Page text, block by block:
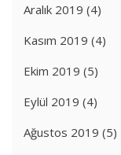
Aralık 2019 (4)
Kasım 2019 (4)
Ekim 2019 (5)
Eylül 2019 (4)
Ağustos 2019 (5)